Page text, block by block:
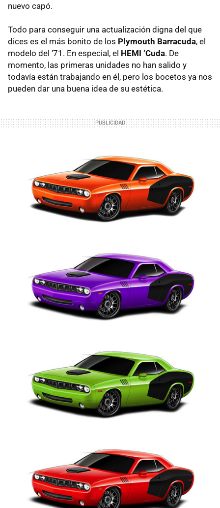
nuevo capó.
Todo para conseguir una actualización digna del que
dices es el más bonito de los Plymouth Barracuda, el
modelo del ‘71. En especial, el HEMI ‘Cuda. De
momento, las primeras unidades no han salido y
todavía están trabajando en él, pero los bocetos ya nos
pueden dar una buena idea de su estética.